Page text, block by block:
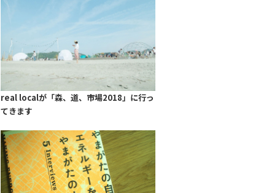
real localが「森、道、市場2018」に行っ
てきます